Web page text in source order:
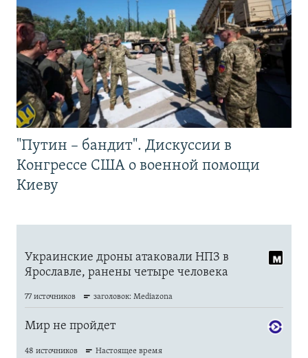
"Путин – бандит". Дискуссии в
Конгрессе США о военной помощи
Киеву